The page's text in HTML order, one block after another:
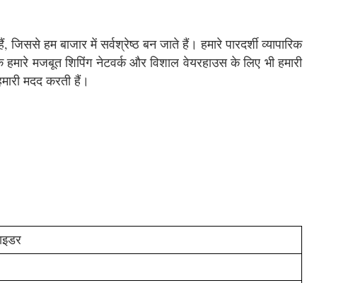
हम बाजार में सर्वश्रेष्ठ बन जाते हैं। हमारे पारदर्शी व्यापारिक
मजबूत शिपिंग नेटवर्क और विशाल वेयरहाउस के लिए भी हमारी
मदद करती हैं।